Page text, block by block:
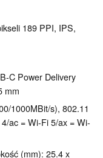
189 PPI, IPS,
C Power Delivery
mm
1000MBit/s), 802.11
ac = Wi-Fi 5/ax = Wi-
(mm): 25.4 x